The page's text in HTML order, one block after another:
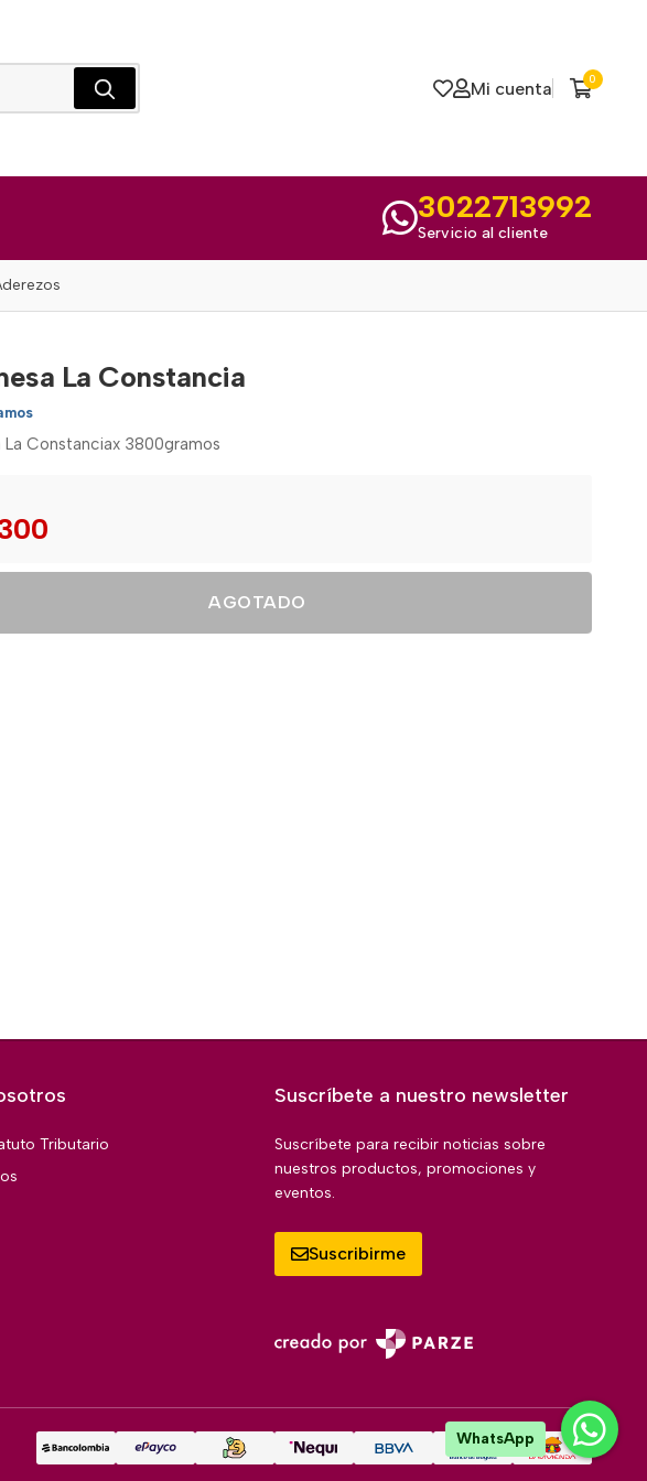
Mi cuenta 0
3022713992
Servicio al cliente
La Constancia
La Constanciax 3800gramos
AGOTADO
Tributario
Suscríbete a nuestro newsletter
Suscríbete para recibir noticias sobre
nuestros productos, promociones y
eventos.
Suscribirme
WhatsApp